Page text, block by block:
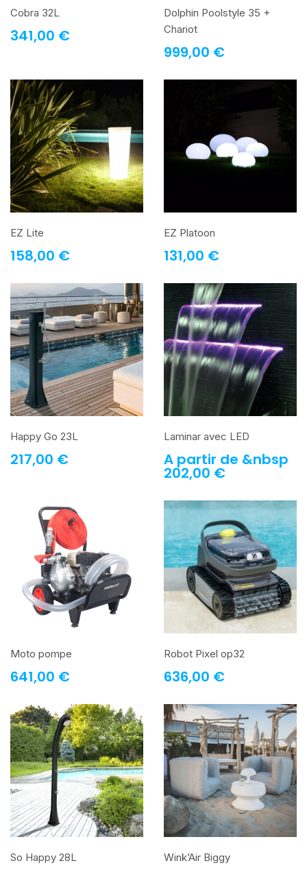
Cobra 32L
341,00 €
Dolphin Poolstyle 35 +
Chariot
999,00 €
EZ Lite
158,00 €
EZ Platoon
131,00 €
Happy Go 23L
217,00 €
Laminar avec LED
A partir de &nbsp
202,00 €
Moto pompe
641,00 €
Robot Pixel op32
636,00 €
So Happy 28L Wink’Air Biggy